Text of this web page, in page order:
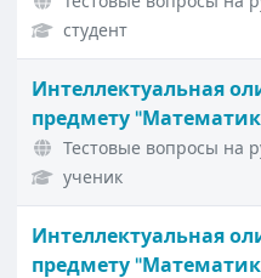
студент
Интеллектуальная
предмету
Тестовые вопросы на
ученик
Интеллектуальная
предмету